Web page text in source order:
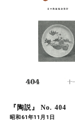
『陶説』 No. 404
昭和61年11月1日